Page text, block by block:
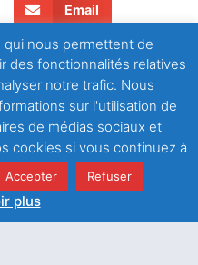
Email
nous permettent de
des fonctionnalités relatives
notre trafic. Nous
sur l'utilisation de
de médias sociaux et
cookies si vous continuez à
Accepter Refuser
plus